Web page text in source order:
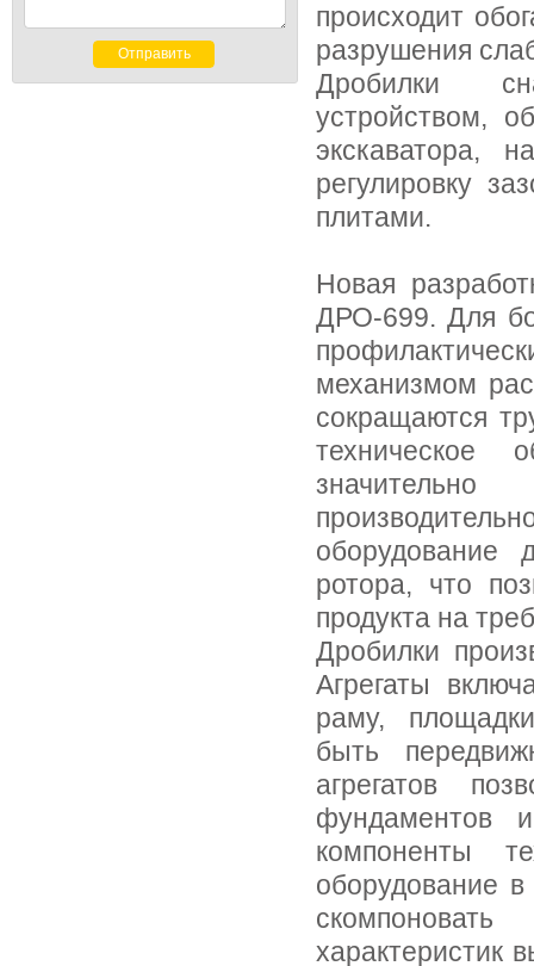
происходит
разрушения
Дробилки
устройством,
экскаватора,
регулировку
плитами.
Новая
ДРО-699. Для
механизмом
сокращаются
техническое
оборудование
ротора, что
продукта на
Дробилки
Агрегаты
раму,
быть
агрегатов
фундаментов
компоненты
оборудование
характеристик